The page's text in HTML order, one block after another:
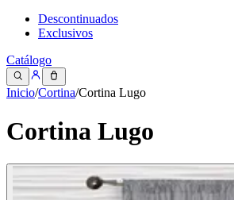
Descontinuados
Exclusivos
Catálogo
Inicio/Cortina/Cortina Lugo
Cortina Lugo